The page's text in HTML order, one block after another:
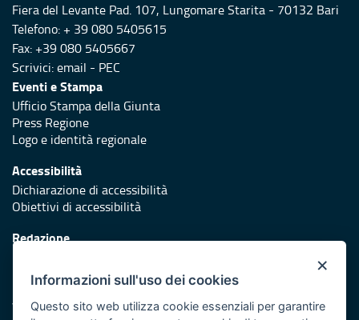
Fiera del Levante Pad. 107, Lungomare Starita - 70132 Bari
Telefono: + 39 080 5405615
Fax: +39 080 5405667
Scrivici:email - PEC
Eventi e Stampa
Ufficio Stampa della Giunta
Press Regione
Logo e identità regionale
Accessibilità
Dichiarazione di accessibilità
Obiettivi di accessibilità
Redazione
Protezione civile
Vai al sito di Protezione Civile Puglia
×
Informazioni sull'uso dei cookies
Questo sito web utilizza cookie essenziali per garantire